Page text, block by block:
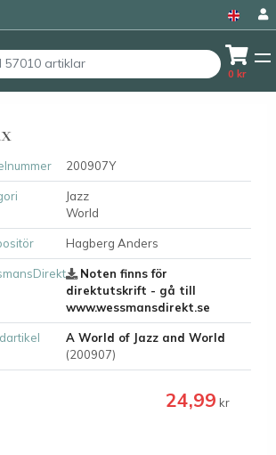
0 kr
200907Y
Jazz
World
Hagberg Anders
Noten finns för
direktutskrift - gå till
www.wessmansdirekt.se
A World of Jazz and World
(200907)
24,99 kr